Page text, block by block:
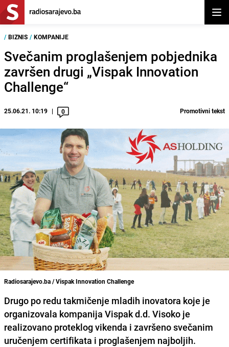
/ BIZNIS / KOMPANIJE
Svečanim proglašenjem pobjednika
završen drugi „Vispak Innovation
Challenge“
25.06.21. 10:19 0 Promotivni tekst
Radiosarajevo.ba / Vispak Innovation Challenge
Drugo po redu takmičenje mladih inovatora koje je
organizovala kompanija Vispak d.d. Visoko je
realizovano proteklog vikenda i završeno svečanim
uručenjem certifikata i proglašenjem najboljih.